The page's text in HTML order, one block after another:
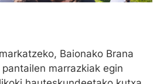
Baionako Brana
marrazkiak egin